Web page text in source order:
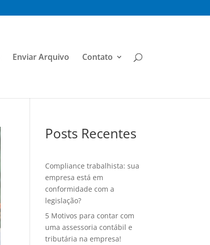
Enviar Arquivo Contato
Posts Recentes
Compliance trabalhista: sua
empresa está em
conformidade com a
legislação?
5 Motivos para contar com
uma assessoria contábil e
tributária na empresa!